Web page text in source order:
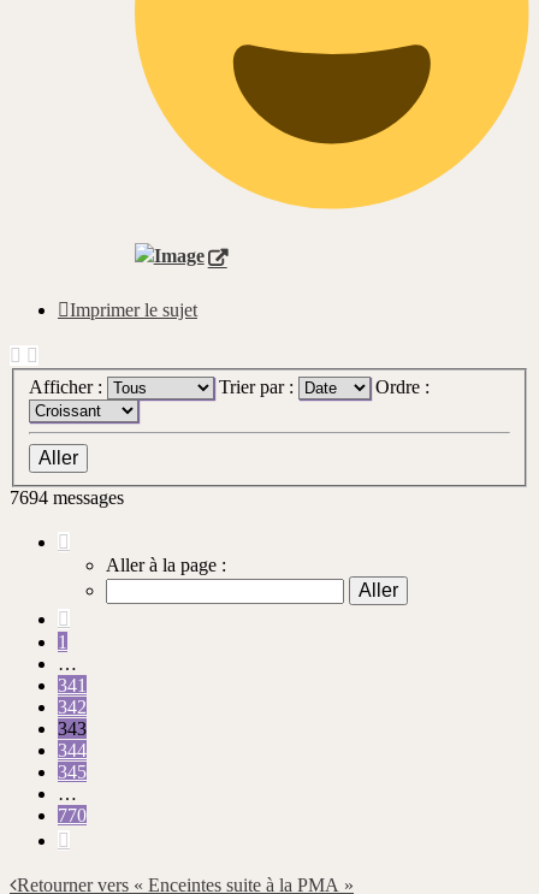
Imprimer le sujet
Afficher : Trier par : Ordre :
7694 messages
343
770
Aller à la page :
1
…
341
342
343
344
345
…
770
Retourner vers « Enceintes suite à la PMA »